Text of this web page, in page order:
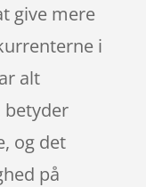
give mere
i
alt
betyder
og det
på